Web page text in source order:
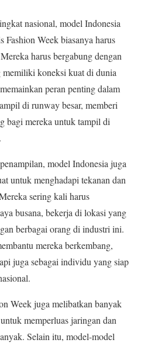
nasional, model Indonesia
Fashion Week biasanya harus
harus bergabung dengan
memiliki koneksi kuat di dunia
peran penting dalam
di runway besar, memberi
bagi mereka untuk tampil di
model Indonesia juga
untuk menghadapi tekanan dan
sering kali harus
busana, bekerja di lokasi yang
berbagai orang di industri ini.
mereka berkembang,
juga sebagai individu yang siap
Week juga melibatkan banyak
memperluas jaringan dan
Selain itu, model-model